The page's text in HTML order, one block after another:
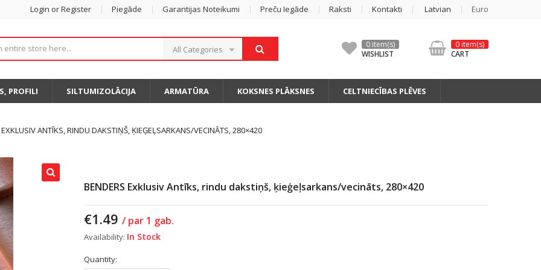
Login or Register Piegāde Garantijas Noteikumi Preču Iegāde Raksti Kontakti Latvian Euro
All Categories
0 item(s)
WISHLIST
0 item(s)
CART
PROFILI SILTUMIZOLĀCIJA ARMATŪRA KOKSNES PLĀKSNES CELTNIECĪBAS PLĒVES
ANTĪKS, RINDU DAKSTIŅŠ, ĶIEĢEĻSARKANS/VECINĀTS, 280×420
BENDERS Exklusiv Antīks, rindu dakstiņš, ķieģeļsarkans/vecināts, 280×420
€1.49 / par 1 gab.
Availability: In Stock
Quantity: